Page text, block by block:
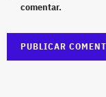
comentar.